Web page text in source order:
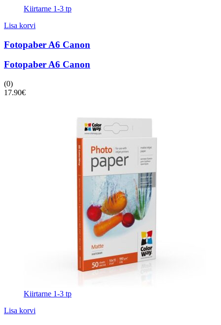
Kiirtarne 1-3 tp
Lisa korvi
Fotopaber A6 Canon
Fotopaber A6 Canon
(0)
17.90€
Kiirtarne 1-3 tp
Lisa korvi